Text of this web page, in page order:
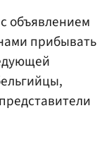
объявлением
прибывать